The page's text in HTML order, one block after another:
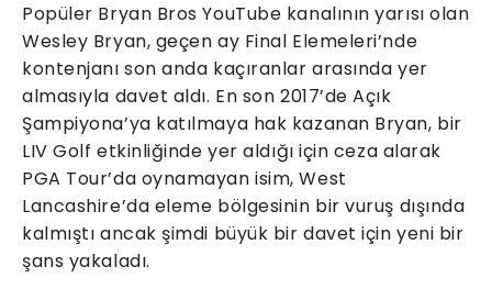
Popüler Bryan Bros YouTube kanalının yarısı olan
Wesley Bryan, geçen ay Final Elemeleri’nde
kontenjanı son anda kaçıranlar arasında yer
almasıyla davet aldı. En son 2017’de Açık
Şampiyona’ya katılmaya hak kazanan Bryan, bir
LIV Golf etkinliğinde yer aldığı için ceza alarak
PGA Tour’da oynamayan isim, West
Lancashire’da eleme bölgesinin bir vuruş dışında
kalmıştı ancak şimdi büyük bir davet için yeni bir
şans yakaladı.